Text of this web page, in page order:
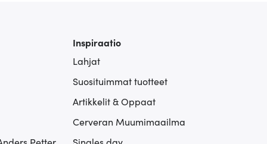
Inspiraatio
Lahjat
Suosituimmat tuotteet
Artikkelit & Oppaat
Cerveran Muumimaailma